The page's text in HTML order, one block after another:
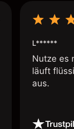
L******
Nutze es
läuft
aus.